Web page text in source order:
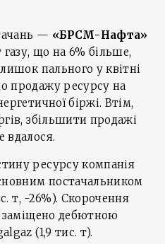
— «БРСМ-Нафта»
що на 6% більше,
пального у квітні
продажу ресурсу на
біржі. Втім,
збільшити продажі
вдалося.
ресурсу компанія
постачальником
т, -26%). Скорочення
заміщено дебютною
(1,9 тис. т).